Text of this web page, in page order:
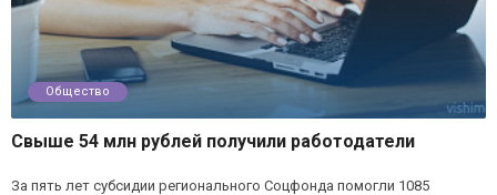
Общество
Свыше 54 млн рублей получили работодатели
За пять лет субсидии регионального Соцфонда помогли 1085